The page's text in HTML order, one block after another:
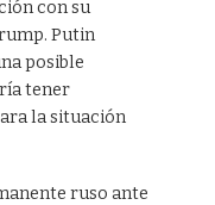
con su
Putin
posible
tener
la situación
ruso ante